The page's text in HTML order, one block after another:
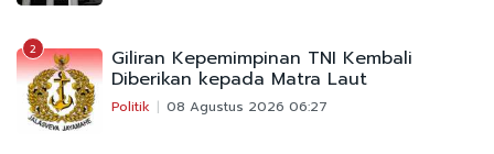
2 Giliran Kepemimpinan TNI Kembali
Diberikan kepada Matra Laut
Politik 08 Agustus 2026 06:27